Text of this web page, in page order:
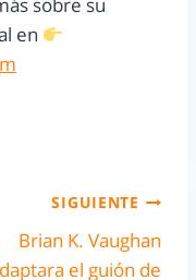
sobre su
en
SIGUIENTE
Brian K. Vaughan
el guión de